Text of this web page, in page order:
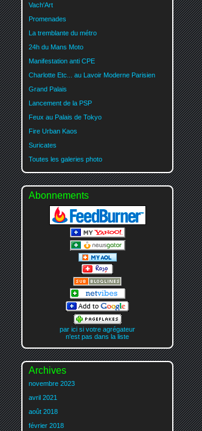
Vach'Art
Promenades
La tremblante du métro
24h du Mans Moto
Manifestation anti CPE
Charlotte Etc... au Lavoir Moderne Parisien
Grand Palais
Lancement de la PSP
Feux au Palais de Tokyo
Fire Urban Kaos
Suricates
Toutes les galeries photo
Abonnements
par ici si votre agrégateur
n'est pas dans la liste
Archives
novembre 2023
avril 2021
août 2018
février 2018